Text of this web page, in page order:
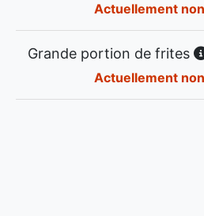
Actuellement
Grande portion de frites
Actuellement